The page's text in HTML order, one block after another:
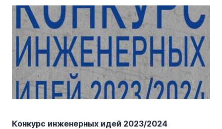
Конкурс инженерных идей 2023/2024